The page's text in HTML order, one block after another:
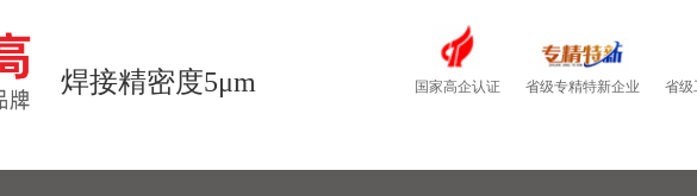
焊接精密度5μm 国家高企认证 省级专精特新企业 省级